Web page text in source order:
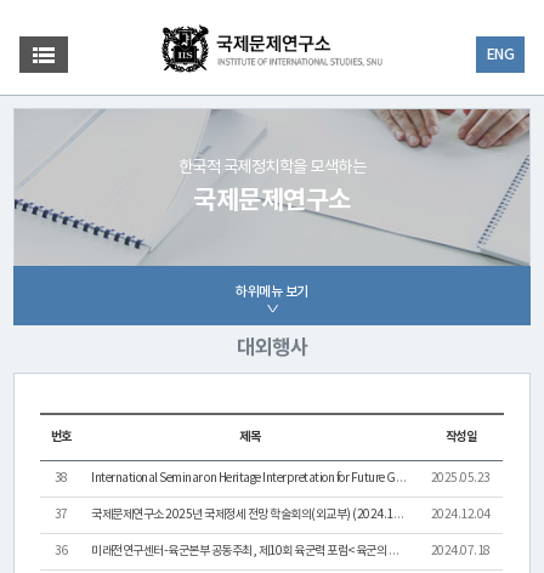
ENG
한국적 국제정치학을 모색하는
국제문제연구소
하위메뉴 보기
대외행사
번호 제목 작성일
38 International Seminar on Heritage Interpretation for Future Generations (Tokyo, June 14) 2025.05.23
37 국제문제연구소 2025년 국제정세 전망 학술회의(외교부) (2024.12.5. 목. 더 플라자호텔 서울) 2024.12.04
36 미래전연구센터-육군본부 공동주최, 제10회 육군력 포럼<육군의 미래전 복합 넥서스 전략>(2024.7.30.포시즌스) 2024.07.18